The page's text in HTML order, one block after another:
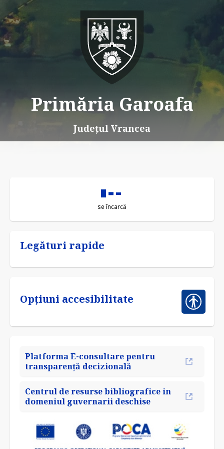
Primăria Garoafa
Județul Vrancea
se încarcă
Legături rapide
Opțiuni accesibilitate
Platforma E-consultare pentru
transparență decizională
Centrul de resurse bibliografice in
domeniul guvernarii deschise